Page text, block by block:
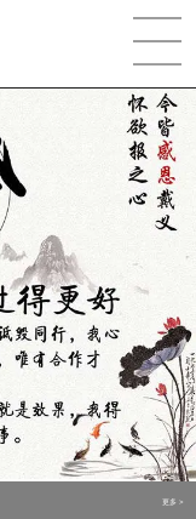
更多 >
更多 >
更多 >